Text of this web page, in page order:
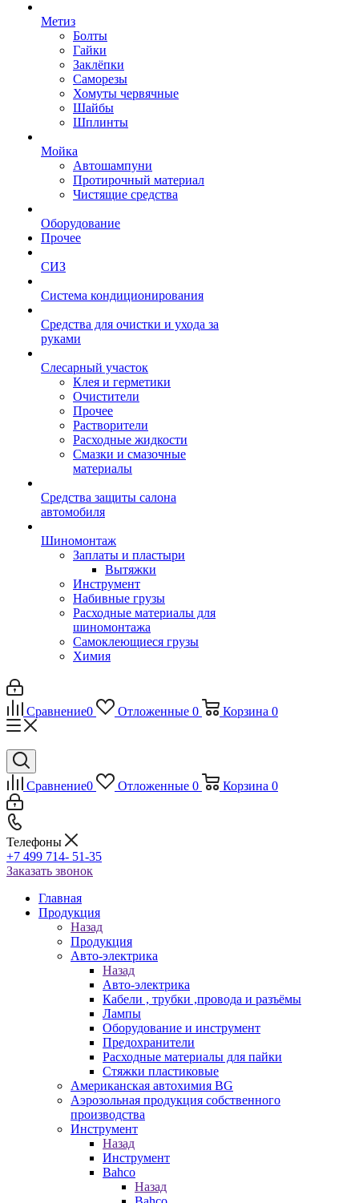
Метиз
Болты
Гайки
Заклёпки
Саморезы
Хомуты червячные
Шайбы
Шплинты
Мойка
Автошампуни
Протирочный материал
Чистящие средства
Оборудование
Прочее
СИЗ
Система кондиционирования
Средства для очистки и ухода за
руками
Слесарный участок
Клея и герметики
Очистители
Прочее
Растворители
Расходные жидкости
Смазки и смазочные
материалы
Средства защиты салона
автомобиля
Шиномонтаж
Заплаты и пластыри
Вытяжки
Инструмент
Набивные грузы
Расходные материалы для
шиномонтажа
Самоклеющиеся грузы
Химия
Сравнение0 Отложенные 0 Корзина 0
Сравнение0 Отложенные 0 Корзина 0
Телефоны
+7 499 714- 51-35
Заказать звонок
Главная
Продукция
Назад
Продукция
Авто-электрика
Назад
Авто-электрика
Кабели , трубки ,провода и разъёмы
Лампы
Оборудование и инструмент
Предохранители
Расходные материалы для пайки
Стяжки пластиковые
Американская автохимия BG
Аэрозольная продукция собственного
производства
Инструмент
Назад
Инструмент
Bahco
Назад